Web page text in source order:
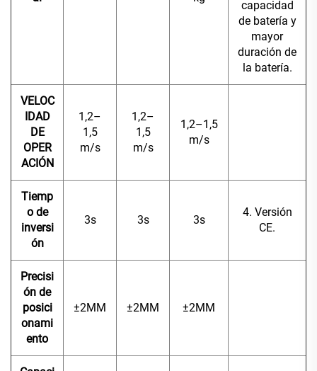
capacidad
de batería y
mayor
duración de
la batería.
VELOC
IDAD
DE
OPER
ACIÓN
1,2–
1,5
m/s
1,2–
1,5
m/s
1,2–1,5
m/s
Tiemp
o de
inversi
ón
3s 3s 3s
4. Versión
CE.
Precisi
ón de
posici
onami
ento
±2MM ±2MM ±2MM